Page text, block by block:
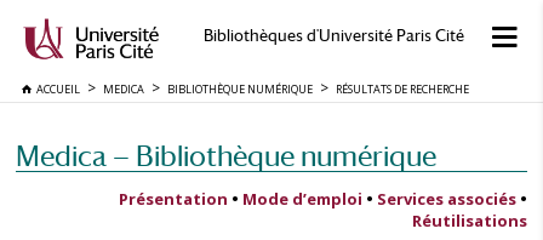
Bibliothèques d'Université Paris Cité
ACCUEIL MEDICA BIBLIOTHÈQUE NUMÉRIQUE RÉSULTATS DE RECHERCHE
Medica — Bibliothèque numérique
Présentation • Mode d’emploi • Services associés •
Réutilisations